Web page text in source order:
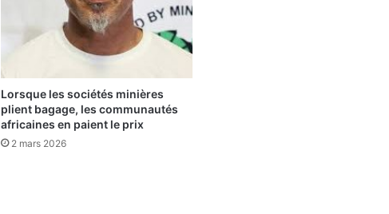
Lorsque les sociétés minières
plient bagage, les communautés
africaines en paient le prix
2 mars 2026